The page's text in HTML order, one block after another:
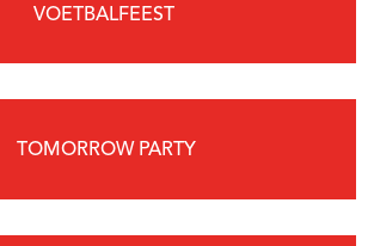
VOETBALFEEST
TOMORROW PARTY